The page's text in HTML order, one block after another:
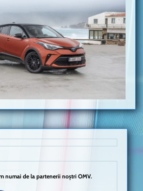
numai de la partenerii noștri OMV.